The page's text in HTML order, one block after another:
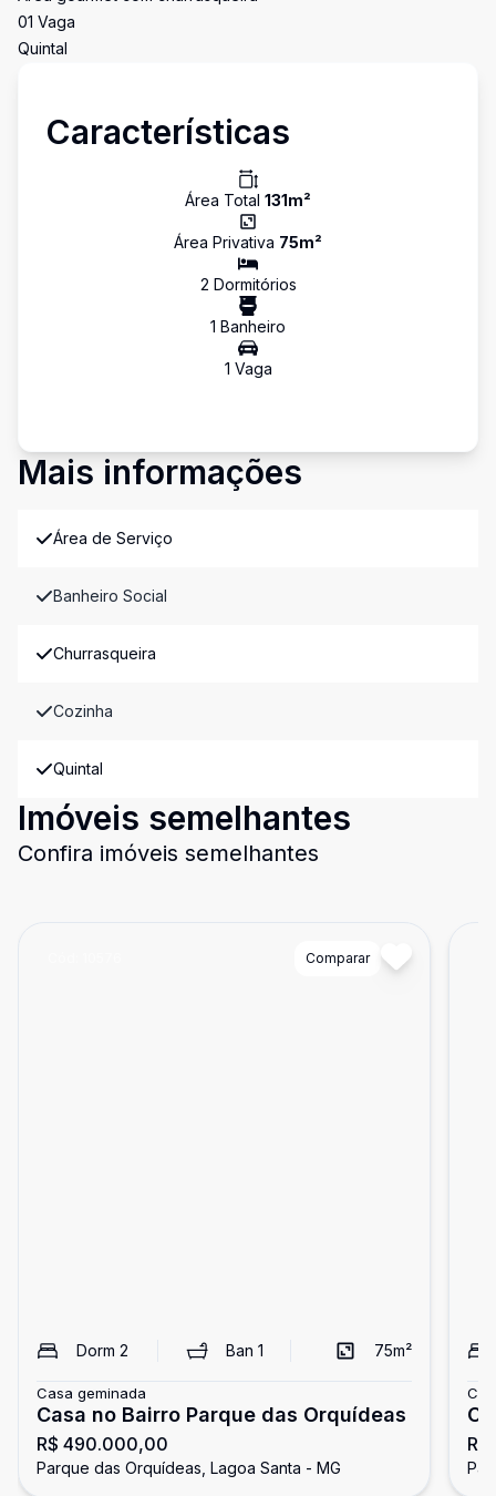
01 Vaga
Quintal
Características
Área Total 131m²
Área Privativa 75m²
2 Dormitórios
1 Banheiro
1 Vaga
Mais informações
Área de Serviço
Banheiro Social
Churrasqueira
Cozinha
Quintal
Imóveis semelhantes
Confira imóveis semelhantes
Comparar
Dorm 2 Ban 1 75m²
Casa geminada
Casa no Bairro Parque das Orquídeas
R$ 490.000,00
Parque das Orquídeas, Lagoa Santa - MG